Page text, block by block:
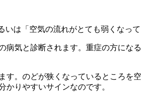
は「空気の流れがとても弱くなっ
気と診断されます。重症の方にな
。のどが狭くなっているところを
かりやすいサインなのです。